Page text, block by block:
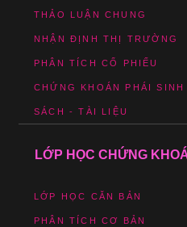
THẢO LUẬN CHUNG
NHẬN ĐỊNH THỊ TRƯỜNG
PHÂN TÍCH CỔ PHIẾU
CHỨNG KHOÁN PHÁI SINH
SÁCH - TÀI LIỆU
LỚP HỌC CHỨNG
LỚP HỌC CĂN BẢN
PHÂN TÍCH CƠ BẢN